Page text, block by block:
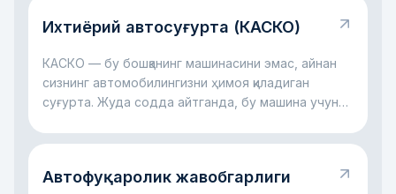
Ихтиёрий автосуғурта (КАСКО)
КАСКО — бу бошқанинг машинасини эмас, айнан
сизнинг автомобилингизни ҳимоя қиладиган
суғурта. Жуда содда айтганда, бу машина учун
синса, автотураргоҳда шикаст етса, дарахт
харажатларнинг бир қисмини суғурта компанияси
Автофуқаролик жавобгарлиги